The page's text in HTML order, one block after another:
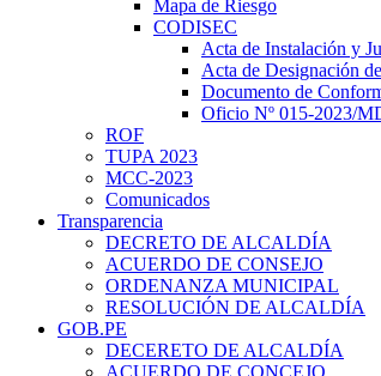
Mapa de Riesgo
CODISEC
Acta de Instalación y
Acta de Designación
Documento de
Oficio Nº 015-2023/
ROF
TUPA 2023
MCC-2023
Comunicados
Transparencia
DECRETO DE ALCALDÍA
ACUERDO DE CONSEJO
ORDENANZA MUNICIPAL
RESOLUCIÓN DE ALCALDÍA
GOB.PE
DECERETO DE ALCALDÍA
ACUERDO DE CONCEJO